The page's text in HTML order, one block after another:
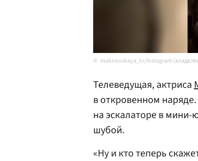
malinovskaya_tv/Instagram
Телеведущая, актриса
в откровенном наряде.
на эскалаторе в
шубой.
«Ну и кто теперь